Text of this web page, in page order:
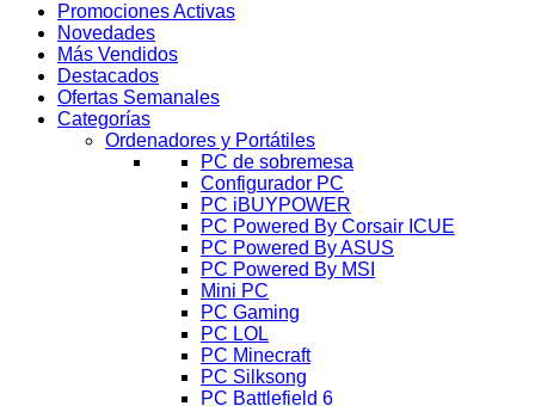
Promociones Activas
Novedades
Más Vendidos
Destacados
Ofertas Semanales
Categorías
Ordenadores y Portátiles
PC de sobremesa
Configurador PC
PC iBUYPOWER
PC Powered By Corsair ICUE
PC Powered By ASUS
PC Powered By MSI
Mini PC
PC Gaming
PC LOL
PC Minecraft
PC Silksong
PC Battlefield 6